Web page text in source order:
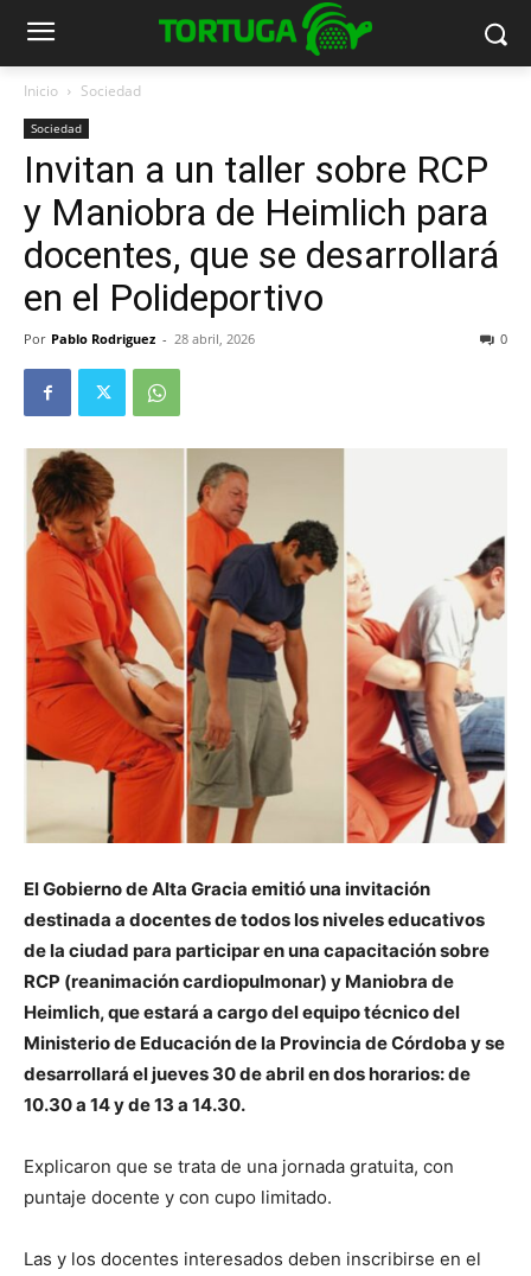
Inicio Sociedad
Sociedad
Invitan a un taller sobre RCP
y Maniobra de Heimlich para
docentes, que se desarrollará
en el Polideportivo
Por Pablo Rodriguez - 28 abril, 2026 0
El Gobierno de Alta Gracia emitió una invitación
destinada a docentes de todos los niveles educativos
de la ciudad para participar en una capacitación sobre
RCP (reanimación cardiopulmonar) y Maniobra de
Heimlich, que estará a cargo del equipo técnico del
Ministerio de Educación de la Provincia de Córdoba y se
desarrollará el jueves 30 de abril en dos horarios: de
10.30 a 14 y de 13 a 14.30.
Explicaron que se trata de una jornada gratuita, con
puntaje docente y con cupo limitado.
Las y los docentes interesados deben inscribirse en el